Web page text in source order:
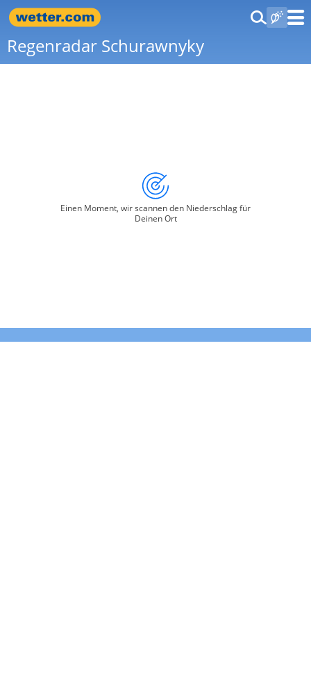
Regenradar Schurawnyky
Einen Moment, wir scannen den Niederschlag für
Deinen Ort